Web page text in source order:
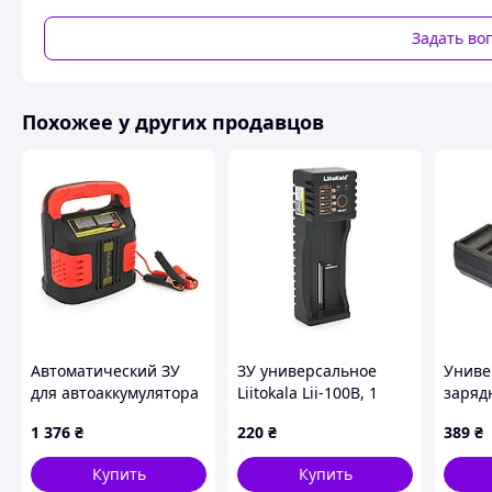
Задать
Похожее у других продавцов
Автоматический ЗУ
для автоаккумулятора
005/010,12V/24V,3.6-
20А микропроцессор,
LCD,
1 376 ₴
Купить
ЗУ универсальное
Liitokala Lii-100B, 1
USB, поддерживает
3.7V Lion / 3.2V Li-Fe /
1.2V
220 ₴
Купить
для Li-
389 ₴